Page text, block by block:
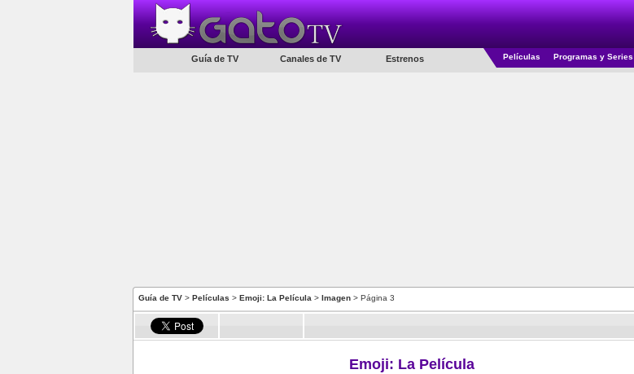
Guía de TV Canales de TV Estrenos Películas Programas y Series
Guía de TV > Películas > Emoji: La Película > Imagen > Página 3
Emoji: La Película